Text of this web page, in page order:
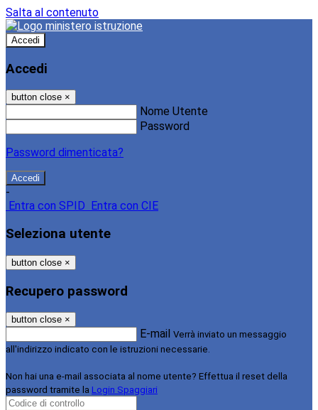
Salta al contenuto
Accedi
Accedi
button close ×
Nome Utente
Password
Password dimenticata?
-
Entra con SPID
Entra con CIE
Seleziona utente
button close ×
Recupero password
button close ×
E-mail Verrà inviato un messaggio
all'indirizzo indicato con le istruzioni necessarie.
Non hai una e-mail associata al nome utente? Effettua il reset della
password tramite la Login Spaggiari